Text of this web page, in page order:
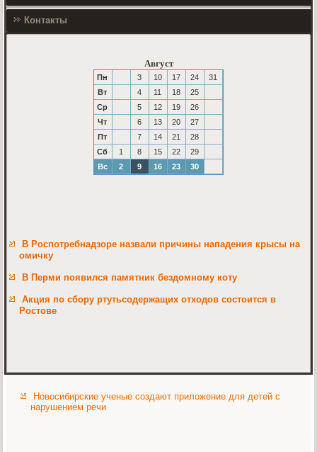
Контакты
Август
Пн 3 10 17 24
31
Вт
4 11 18
25
Ср
5 12 19
26
Чт
6 13 20
27
Пт
7 14 21
28
Сб
1 8 15 22
29
Вс
2 9 16 23 30
В Роспотребнадзоре назвали причины нападения крысы на
омичку
В Перми появился памятник бездомному коту
Акция по сбору ртутьсодержащих отходов состоится в
Ростове
Новосибирские ученые создают приложение для детей с
нарушением речи